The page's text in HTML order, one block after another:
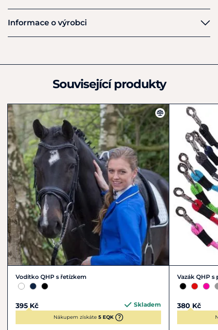
Materiál:100% polypropylen, kov
QHP
Informace o výrobci
Richterlaan 7
+31 (0)512 54 19 99
info@brandsofq.com
Související produkty
Vodítko QHP s řetízkem
395 Kč Skladem
Nákupem získáte 5 EQK
Vazák QHP
380 Kč